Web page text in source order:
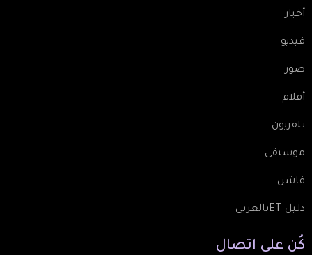
أخبار
فيديو
صور
أفلام
تلفزيون
موسيقى
فاشن
دليل ETبالعربي
كُن على اتصال